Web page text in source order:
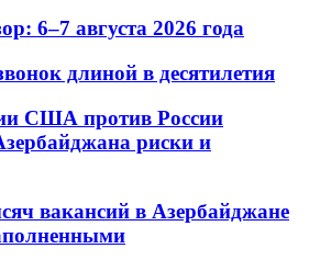
6–7 августа 2026 года
длиной в десятилетия
США против России
риски и
вакансий в Азербайджане